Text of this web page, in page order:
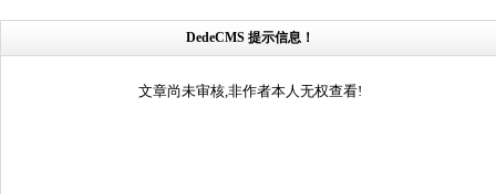
DedeCMS 提示信息！
文章尚未审核,非作者本人无权查看!